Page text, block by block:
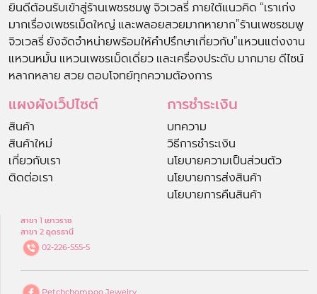
ยินดีต้อนรับเข้าสู่ร้านเพชรชมพู จิวเวลรี่ ภายใต้แนวคิด “เราเก่ง
มากเรื่องเพชรเม็ดใหญ่ และพลอยสวยมากหายาก”ร้านเพชรชมพู
จิวเวลรี่ ยังจัดจำหน่ายพร้อมให้คำปรึกษาเกี่ยวกับ”แหวนแต่งงาน
แหวนหมั้น แหวนเพชรเม็ดเดี่ยว และเครื่องประดับ มากมาย ดีไซน์
หลากหลาย สวย ตอบโจทย์ทุกความต้องการ
แผงผังเว็ปไซต์
สินค้า
สินค้าใหม่
เกี่ยวกับเรา
ติดต่อเรา
การชำระเงิน
บทความ
วิธีการชำระเงิน
นโยบายความเป็นส่วนตัว
นโยบายการส่งสินค้า
นโยบายการคืนสินค้า
สาขา 1 เยาวราช
สาขา 2 อุดรธานี
02-226-555-5
Petchchompoo Jewelry